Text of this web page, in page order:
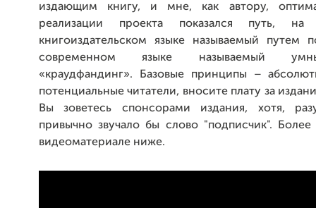
издающим книгу, и мне, как автору,
реализации проекта показался путь, на
книгоиздательском языке называемый путем
современном языке называемый
«краудфандинг». Базовые принципы –
потенциальные читатели, вносите плату за
Вы зоветесь спонсорами издания, хотя,
привычно звучало бы слово "подписчик".
видеоматериале ниже.